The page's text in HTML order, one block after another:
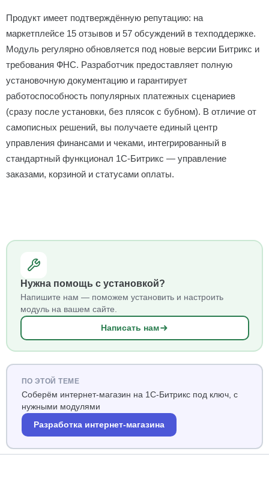
Продукт имеет подтверждённую репутацию: на
маркетплейсе 15 отзывов и 57 обсуждений в техподдержке.
Модуль регулярно обновляется под новые версии Битрикс и
требования ФНС. Разработчик предоставляет полную
установочную документацию и гарантирует
работоспособность популярных платежных сценариев
(сразу после установки, без плясок с бубном). В отличие от
самописных решений, вы получаете единый центр
управления финансами и чеками, интегрированный в
стандартный функционал 1С-Битрикс — управление
заказами, корзиной и статусами оплаты.
Нужна помощь с установкой?
Напишите нам — поможем установить и настроить
модуль на вашем сайте.
Написать нам
ПО ЭТОЙ ТЕМЕ
Соберём интернет-магазин на 1С-Битрикс под ключ, с
нужными модулями
Разработка интернет-магазина